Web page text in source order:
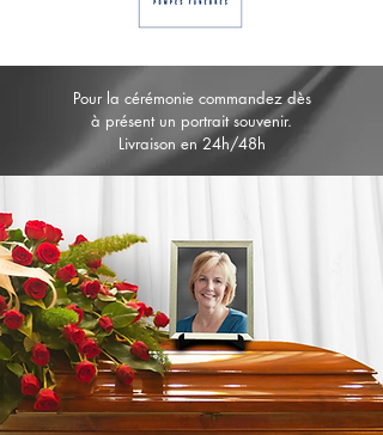
Pour la cérémonie commandez dès
à présent un portrait souvenir.
Livraison en 24h/48h